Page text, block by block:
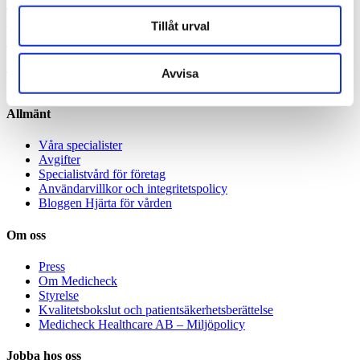
Tillåt urval
Avvisa
Smärta Sofia Antonsson
Specialistläkare
Specialistvård Stress Stroke
Allmänt
Våra specialister
Avgifter
Specialistvård för företag
Användarvillkor och integritetspolicy
Bloggen Hjärta för vården
Om oss
Press
Om Medicheck
Styrelse
Kvalitetsbokslut och patientsäkerhetsberättelse
Medicheck Healthcare AB – Miljöpolicy
Jobba hos oss